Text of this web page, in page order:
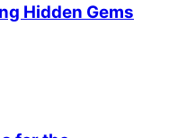
Hidden Gems